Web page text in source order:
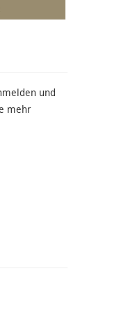
und
mehr